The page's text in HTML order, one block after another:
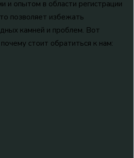
и опытом в области регистрации
позволяет избежать
камней и проблем. Вот
стоит обратиться к нам: